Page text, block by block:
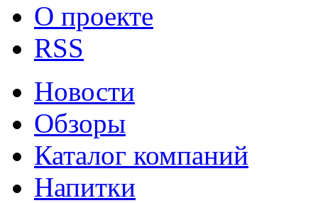
О проекте
RSS
Новости
Обзоры
Каталог компаний
Напитки